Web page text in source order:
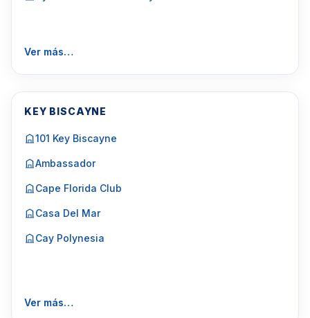
Ver más…
KEY BISCAYNE
101 Key Biscayne
Ambassador
Cape Florida Club
Casa Del Mar
Cay Polynesia
Ver más…